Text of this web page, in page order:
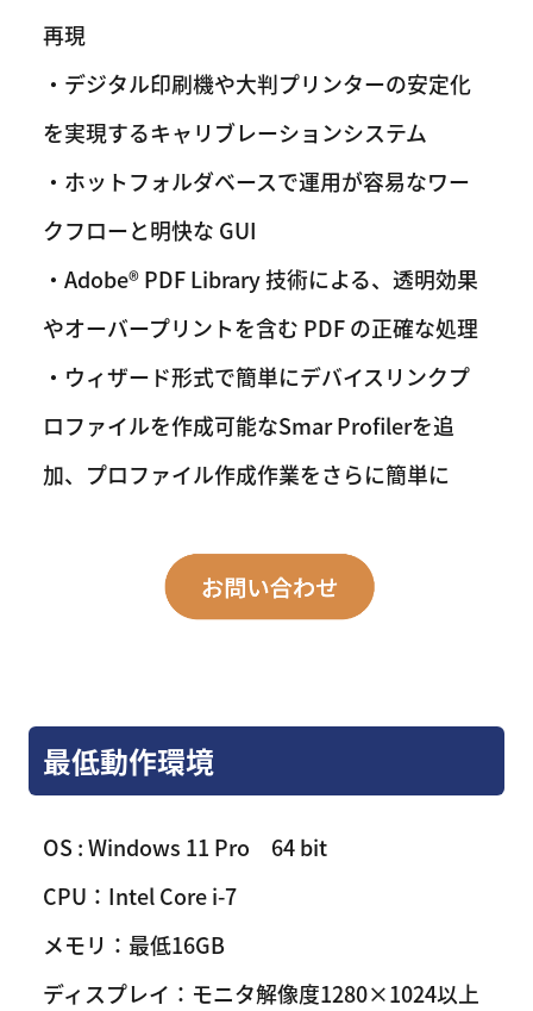
再現
・デジタル印刷機や大判プリンターの安定化
を実現するキャリブレーションシステム
・ホットフォルダベースで運用が容易なワー
クフローと明快な GUI
・Adobe® PDF Library 技術による、透明効果
やオーバープリントを含む PDF の正確な処理
・ウィザード形式で簡単にデバイスリンクプ
ロファイルを作成可能なSmar Profilerを追
加、プロファイル作成作業をさらに簡単に
最低動作環境
OS : Windows 11 Pro 64 bit
CPU：Intel Core i-7
メモリ：最低16GB
ディスプレイ：モニタ解像度1280×1024以上